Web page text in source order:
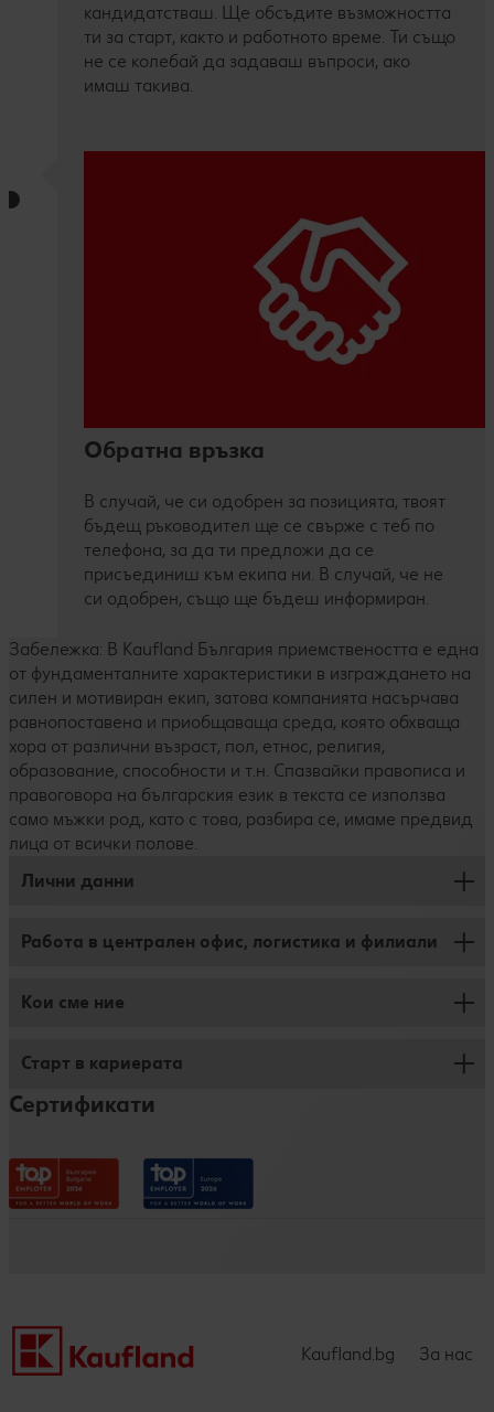
кандидатстваш. Ще обсъдите възможността
ти за старт, както и работното време. Ти също
не се колебай да задаваш въпроси, ако
имаш такива.
Обратна връзка
В случай, че си одобрен за позицията, твоят
бъдещ ръководител ще се свърже с теб по
телефона, за да ти предложи да се
присъединиш към екипа ни. В случай, че не
си одобрен, също ще бъдеш информиран.
Забележка: В Kaufland България приемствеността е една
от фундаменталните характеристики в изграждането на
силен и мотивиран екип, затова компанията насърчава
равнопоставена и приобщаваща среда, която обхваща
хора от различни възраст, пол, етнос, религия,
образование, способности и т.н. Спазвайки правописа и
правоговора на българския език в текста се използва
само мъжки род, като с това, разбира се, имаме предвид
лица от всички полове.
Лични данни
Защита на личните данни
Работа в централен офис, логистика и филиали
Работа във филиал
Работа в Централен офис
Кои сме ние
Срещни се с нас
Нашите ценности
Придобивки
Процес по кандидатстване
Старт в кариерата
Дуално обучение за ученици
Практикантска програма
Kaufland Business Academy
Сертификати
Kaufland.bg За нас